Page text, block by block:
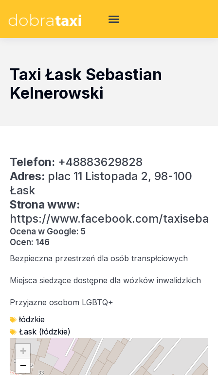
Taxi Łask Sebastian
Kelnerowski
Telefon: +48883629828
Adres: plac 11 Listopada 2, 98-100
Łask
Strona www:
https://www.facebook.com/taxiseba
Ocena w Google: 5
Ocen: 146
Bezpieczna przestrzeń dla osób transpłciowych
Miejsca siedzące dostępne dla wózków inwalidzkich
Przyjazne osobom LGBTQ+
łódzkie
Łask (łódzkie)
+
−